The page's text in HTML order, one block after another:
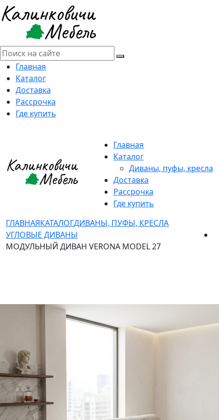
Главная
Каталог
Доставка
Рассрочка
Где купить
Главная
Каталог
Диваны, пуфы, кресла
Доставка
Рассрочка
Где купить
ГЛАВНАЯКАТАЛОГДИВАНЫ, ПУФЫ, КРЕСЛА
УГЛОВЫЕ ДИВАНЫ
МОДУЛЬНЫЙ ДИВАН VERONA MODEL 27